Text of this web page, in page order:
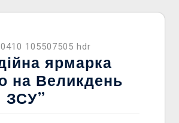
ярмарка
на Великдень